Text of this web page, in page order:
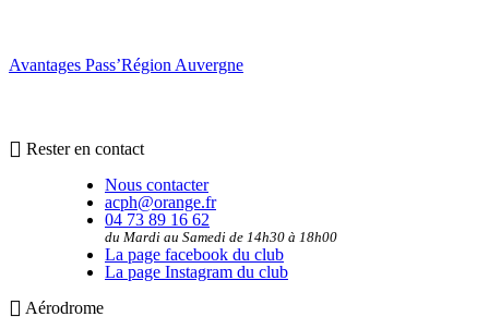
Avantages Pass’Région Auvergne
Rester en contact
Nous contacter
acph@orange.fr
04 73 89 16 62
du Mardi au Samedi de 14h30 à 18h00
La page facebook du club
La page Instagram du club
Aérodrome